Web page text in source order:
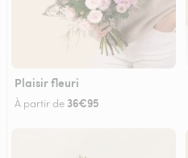
Plaisir fleuri
À partir de 36€95